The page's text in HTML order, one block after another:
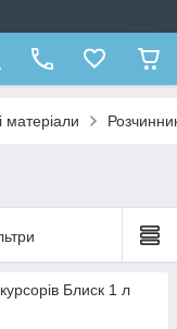
матеріали
Блиск 1 л